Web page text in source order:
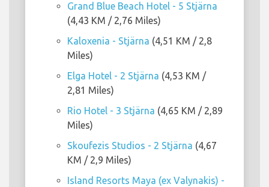
Grand Blue Beach Hotel - 5 Stjärna
(4,43 KM / 2,76 Miles)
Kaloxenia - Stjärna (4,51 KM / 2,8
Miles)
Elga Hotel - 2 Stjärna (4,53 KM /
2,81 Miles)
Rio Hotel - 3 Stjärna (4,65 KM / 2,89
Miles)
Skoufezis Studios - 2 Stjärna (4,67
KM / 2,9 Miles)
Island Resorts Maya (ex Valynakis) -